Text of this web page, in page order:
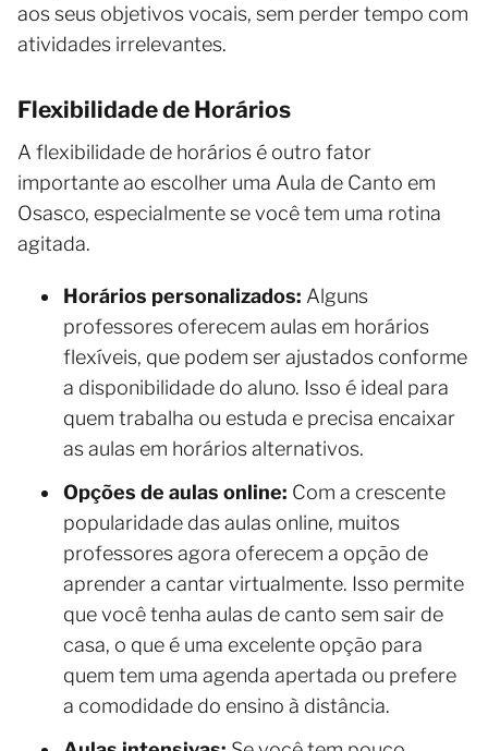
aos seus objetivos vocais, sem perder tempo com
atividades irrelevantes.
Flexibilidade de Horários
A flexibilidade de horários é outro fator
importante ao escolher uma Aula de Canto em
Osasco, especialmente se você tem uma rotina
agitada.
Horários personalizados: Alguns
professores oferecem aulas em horários
flexíveis, que podem ser ajustados conforme
a disponibilidade do aluno. Isso é ideal para
quem trabalha ou estuda e precisa encaixar
as aulas em horários alternativos.
Opções de aulas online: Com a crescente
popularidade das aulas online, muitos
professores agora oferecem a opção de
aprender a cantar virtualmente. Isso permite
que você tenha aulas de canto sem sair de
casa, o que é uma excelente opção para
quem tem uma agenda apertada ou prefere
a comodidade do ensino à distância.